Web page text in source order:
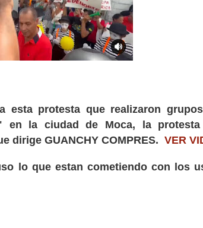
esta protesta que realizaron
en la ciudad de Moca, la
dirige GUANCHY COMPRES. VER
lo que estan cometiendo con los